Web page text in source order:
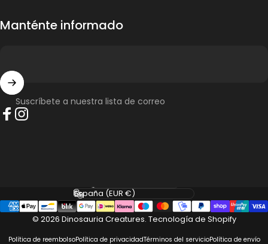
Manténte informado
Suscríbete a nuestra lista de correo
© 2026 Dinosauria Creatures. Tecnología de Shopify
Política de reembolsoPolítica de privacidadTérminos del servicioPolítica de envío
Idioma
País/región